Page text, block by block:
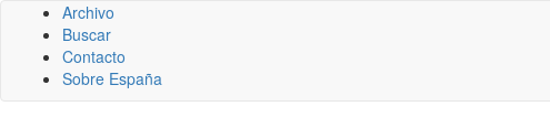
Archivo
Buscar
Contacto
Sobre España